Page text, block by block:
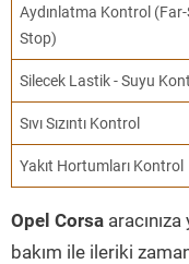
Aydınlatma Kontrol
Stop)
Silecek Lastik - Suyu
Sıvı Sızıntı Kontrol
Yakıt Hortumları Kontrol
Opel Corsa
bakım ile ileriki